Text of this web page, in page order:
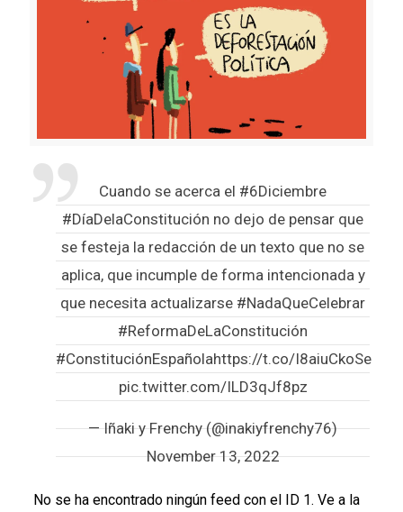
Cuando se acerca el #6Diciembre
#DíaDelaConstitución no dejo de pensar que
se festeja la redacción de un texto que no se
aplica, que incumple de forma intencionada y
que necesita actualizarse #NadaQueCelebrar
#ReformaDeLaConstitución
#ConstituciónEspañolahttps://t.co/I8aiuCkoSe
pic.twitter.com/ILD3qJf8pz
— Iñaki y Frenchy (@inakiyfrenchy76)
November 13, 2022
No se ha encontrado ningún feed con el ID 1. Ve a la